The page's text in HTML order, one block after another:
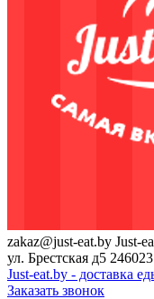
zakaz@just-eat.by Just-
ул. Брестская д5 246023
Just-eat.by - доставка
Заказать звонок